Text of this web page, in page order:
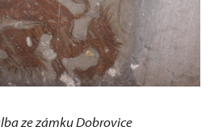
ze zámku Dobrovice